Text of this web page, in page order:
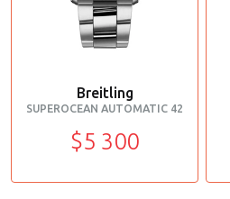
Breitling
SUPEROCEAN AUTOMATIC 42
$5 300